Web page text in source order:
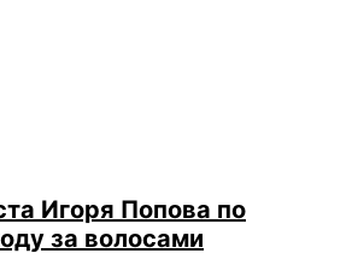
Игоря Попова по
за волосами